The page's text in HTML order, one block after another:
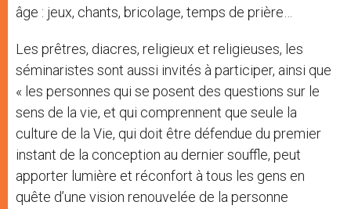
âge : jeux, chants, bricolage, temps de prière…
Les prêtres, diacres, religieux et religieuses, les
séminaristes sont aussi invités à participer, ainsi que
« les personnes qui se posent des questions sur le
sens de la vie, et qui comprennent que seule la
culture de la Vie, qui doit être défendue du premier
instant de la conception au dernier souffle, peut
apporter lumière et réconfort à tous les gens en
quête d’une vision renouvelée de la personne